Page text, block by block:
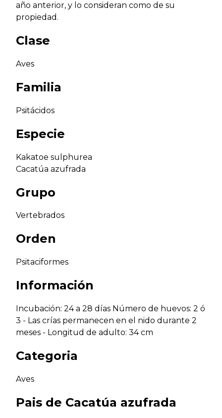
año anterior, y lo consideran como de su
propiedad.
Clase
Aves
Familia
Psitácidos
Especie
Kakatoe sulphurea
Cacatúa azufrada
Grupo
Vertebrados
Orden
Psitaciformes
Información
Incubación: 24 a 28 días Número de huevos: 2 ó
3 - Las crías permanecen en el nido durante 2
meses - Longitud de adulto: 34 cm
Categoria
Aves
Pais de Cacatúa azufrada